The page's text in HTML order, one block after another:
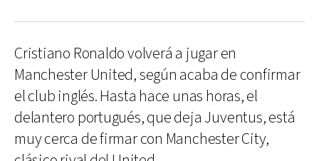
Cristiano Ronaldo volverá a jugar en
Manchester United, según acaba de confirmar
el club inglés. Hasta hace unas horas, el
delantero portugués, que deja Juventus, está
muy cerca de firmar con Manchester City,